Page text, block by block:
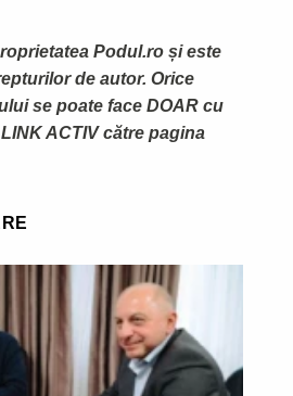
Podul.ro și este
de autor. Orice
se poate face DOAR cu
ACTIV către pagina